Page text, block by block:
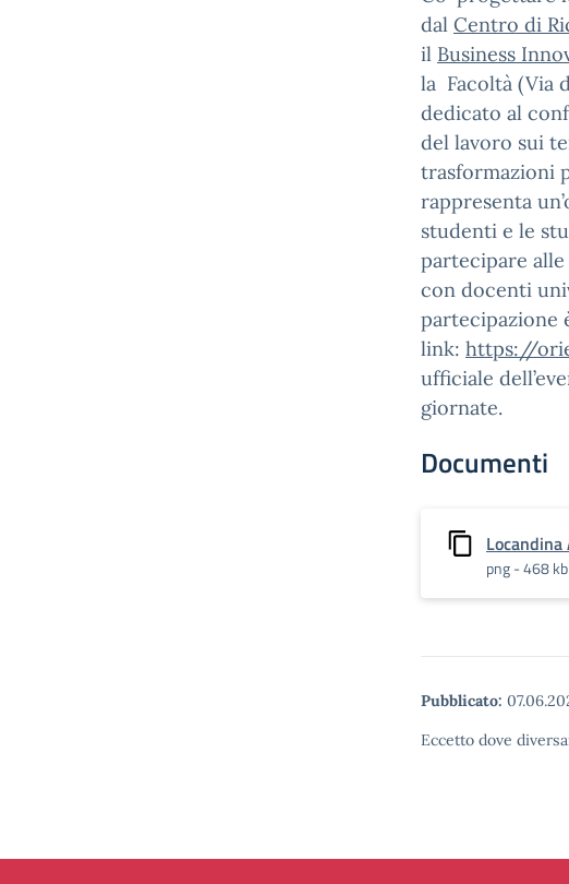
dal Centro di
il Business
la Facoltà (Via
dedicato al
del lavoro sui
trasformazioni
rappresenta
studenti e le
partecipare
con docenti
partecipazione
link: https://
ufficiale
giornate.
Documenti
png - 468 kb
Pubblicato:
Eccetto dove